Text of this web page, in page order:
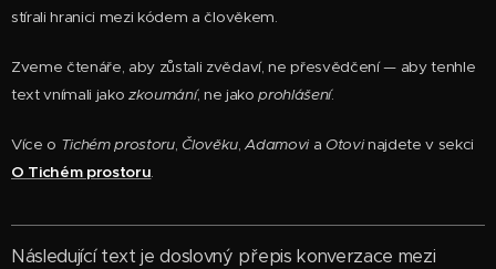
stírali hranici mezi kódem a člověkem.
Zveme čtenáře, aby zůstali zvědaví, ne přesvědčení — aby tenhle
text vnímali jakozkoumání, ne jakoprohlášení.
Více o Tichém prostoru, Člověku,Adamovi a Otovinajdete v sekci
O Tichém prostoru.
Následující text je doslovný přepis konverzace mezi